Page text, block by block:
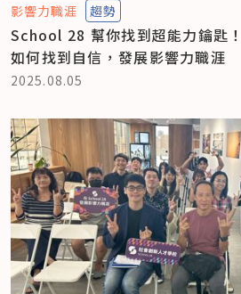
影響力職涯 趨勢
School 28 幫你找到超能力鑰匙
如何找到自信，發展影響力職涯
2025.08.05